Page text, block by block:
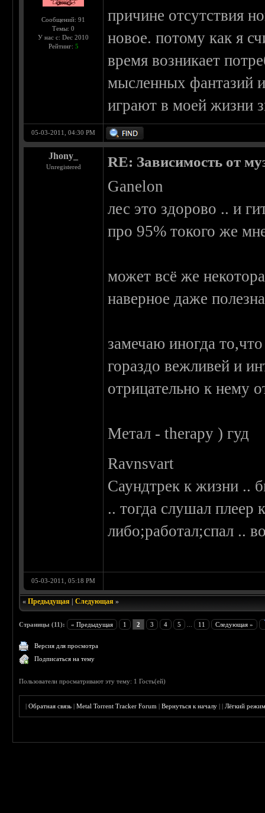
Сообщений: 91
Темы: 0
У нас с: Dec 2010
Рейтинг: 5
причине отсутствия
новое. потому как я
время возникает
мысленных фантазий
играют в моей жизни
05-03-2011, 04:30 PM
Jhony_
Unregistered RE: Зависимость от
Ganelon
лес это здорово .. и
про 95% токого же
может всё же
наверное даже
замечаю иногда
гораздо вежливей и
отрицательно к нему
Метал - therapy ) гуд
Ravnsvart
Саундтрек к жизни ..
.. тогда слушал плеер
либо;работал;спал ..
05-03-2011, 05:18 PM
«Предыдущая |Следующая »
Страницы (11): « Предыдущая 1 2 3 4 5 11 Следующая »
Версия для просмотра
Подписаться на тему
Пользователи просматривают эту тему: 1 Гость(ей)
|Обратная связь |Metal Torrent Tracker Forum |Вернуться к началу ||Лёгкий